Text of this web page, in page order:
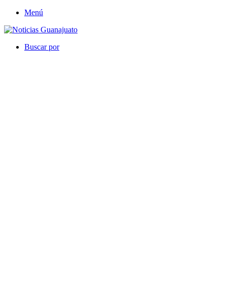
Menú
Buscar por